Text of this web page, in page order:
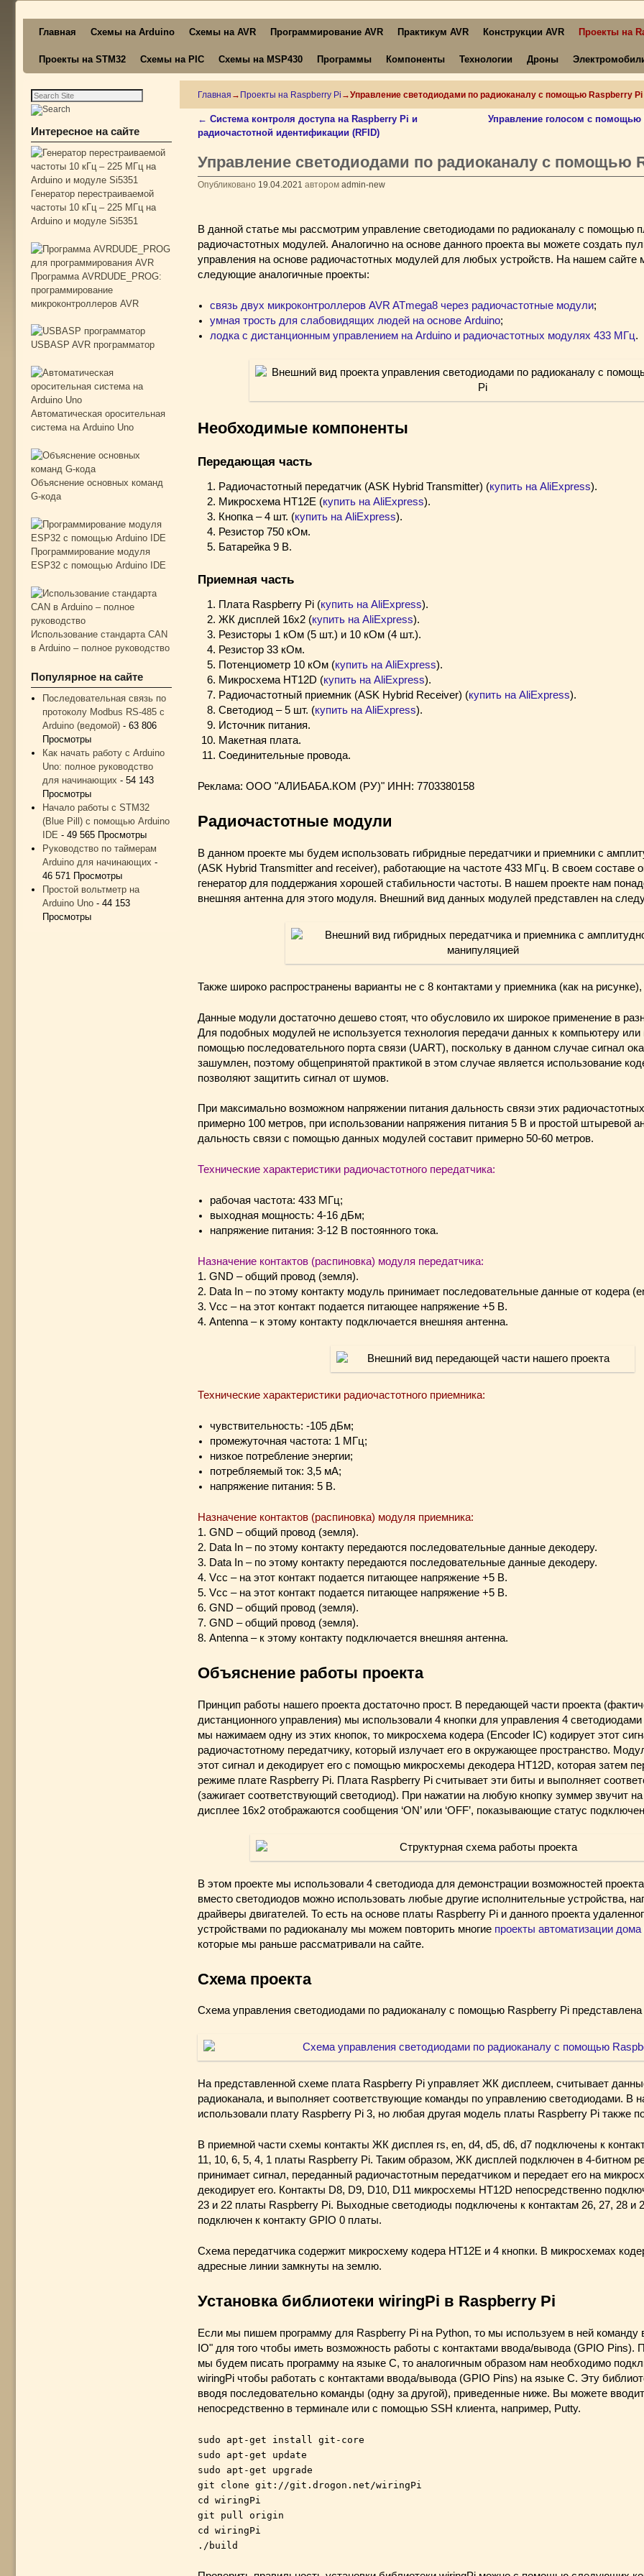
Главная Схемы на Arduino Схемы на AVR Программирование AVR Практикум AVR Конструкции AVR Проекты на
Проекты на STM32 Схемы на PIC Схемы на MSP430 Программы Компоненты Технологии Дроны
Интересное на сайте
Генератор перестраиваемой
частоты 10 кГц – 225 МГц на
Arduino и модуле Si5351
Программа AVRDUDE_PROG:
программирование
микроконтроллеров AVR
USBASP AVR программатор
Автоматическая оросительная
система на Arduino Uno
Объяснение основных команд
G-кода
Программирование модуля
ESP32 с помощью Arduino IDE
Использование стандарта CAN
в Arduino – полное руководство
Популярное на сайте
Последовательная связь по
протоколу Modbus RS-485 с
Arduino (ведомой)- 63 806
Просмотры
Как начать работу с Arduino
Uno: полное руководство
для начинающих - 54 143
Просмотры
Начало работы с STM32
(Blue Pill) с помощью Arduino
IDE - 49 565 Просмотры
Руководство по таймерам
Arduino для начинающих -
46 571 Просмотры
Простой вольтметр на
Arduino Uno- 44 153
Просмотры
Главная → Проекты на Raspberry Pi →Управление светодиодами по радиоканалу с помощью Raspberry Pi
Навигация по записям
← Система контроля доступа на Raspberry Pi и
радиочастотной идентификации (RFID)
Управление голосом с помощью
Управление светодиодами по радиоканалу с помощью
Опубликовано 19.04.2021 автором admin-new
В данной статье мы рассмотрим управление светодиодами по радиоканалу с помощью
радиочастотных модулей. Аналогично на основе данного проекта вы можете создать
управления на основе радиочастотных модулей для любых устройств. На нашем сайте
следующие аналогичные проекты:
связь двух микроконтроллеров AVR ATmega8 через радиочастотные модули;
умная трость для слабовидящих людей на основе Arduino;
лодка с дистанционным управлением на Arduino и радиочастотных модулях 433 МГц.
Необходимые компоненты
Передающая часть
Радиочастотный передатчик (ASK Hybrid Transmitter) (купить на AliExpress).
Микросхема HT12E (купить на AliExpress).
Кнопка – 4 шт. (купить на AliExpress).
Резистор 750 кОм.
Батарейка 9 В.
Приемная часть
Плата Raspberry Pi (купить на AliExpress).
ЖК дисплей 16x2 (купить на AliExpress).
Резисторы 1 кОм (5 шт.) и 10 кОм (4 шт.).
Резистор 33 кОм.
Потенциометр 10 кОм (купить на AliExpress).
Микросхема HT12D (купить на AliExpress).
Радиочастотный приемник (ASK Hybrid Receiver) (купить на AliExpress).
Светодиод – 5 шт. (купить на AliExpress).
Источник питания.
Макетная плата.
Соединительные провода.
Реклама: ООО "АЛИБАБА.КОМ (РУ)" ИНН: 7703380158
Радиочастотные модули
В данном проекте мы будем использовать гибридные передатчики и приемники с
(ASK Hybrid Transmitter and receiver), работающие на частоте 433 МГц. В своем составе
генератор для поддержания хорошей стабильности частоты. В нашем проекте нам
внешняя антенна для этого модуля. Внешний вид данных модулей представлен на
Также широко распространены варианты не с 8 контактами у приемника (как на рисунке),
Данные модули достаточно дешево стоят, что обусловило их широкое применение в
Для подобных модулей не используется технология передачи данных к компьютеру или
помощью последовательного порта связи (UART), поскольку в данном случае сигнал
зашумлен, поэтому общепринятой практикой в этом случае является использование
позволяют защитить сигнал от шумов.
При максимально возможном напряжении питания дальность связи этих
примерно 100 метров, при использовании напряжения питания 5 В и простой штыревой
дальность связи с помощью данных модулей составит примерно 50-60 метров.
Технические характеристики радиочастотного передатчика:
рабочая частота: 433 МГц;
выходная мощность: 4-16 дБм;
напряжение питания: 3-12 В постоянного тока.
Назначение контактов (распиновка) модуля передатчика:
1. GND – общий провод (земля).
2. Data In – по этому контакту модуль принимает последовательные данные от кодера
3. Vcc – на этот контакт подается питающее напряжение +5 В.
4. Antenna – к этому контакту подключается внешняя антенна.
Технические характеристики радиочастотного приемника:
чувствительность: -105 дБм;
промежуточная частота: 1 МГц;
низкое потребление энергии;
потребляемый ток: 3,5 мА;
напряжение питания: 5 В.
Назначение контактов (распиновка) модуля приемника:
1. GND – общий провод (земля).
2. Data In – по этому контакту передаются последовательные данные декодеру.
3. Data In – по этому контакту передаются последовательные данные декодеру.
4. Vcc – на этот контакт подается питающее напряжение +5 В.
5. Vcc – на этот контакт подается питающее напряжение +5 В.
6. GND – общий провод (земля).
7. GND – общий провод (земля).
8. Antenna – к этому контакту подключается внешняя антенна.
Объяснение работы проекта
Принцип работы нашего проекта достаточно прост. В передающей части проекта
дистанционного управления) мы использовали 4 кнопки для управления 4
мы нажимаем одну из этих кнопок, то микросхема кодера (Encoder IC) кодирует этот
радиочастотному передатчику, который излучает его в окружающее пространство.
этот сигнал и декодирует его с помощью микросхемы декодера HT12D, которая затем
режиме плате Raspberry Pi. Плата Raspberry Pi считывает эти биты и выполняет
(зажигает соответствующий светодиод). При нажатии на любую кнопку зуммер звучит
дисплее 16x2 отображаются сообщения ‘ON’ или ‘OFF’, показывающие статус
В этом проекте мы использовали 4 светодиода для демонстрации возможностей
вместо светодиодов можно использовать любые другие исполнительные устройства,
драйверы двигателей. То есть на основе платы Raspberry Pi и данного проекта
устройствами по радиоканалу мы можем повторить многие проекты автоматизации дома
которые мы раньше рассматривали на сайте.
Схема проекта
Схема управления светодиодами по радиоканалу с помощью Raspberry Pi
На представленной схеме плата Raspberry Pi управляет ЖК дисплеем, считывает
радиоканала, и выполняет соответствующие команды по управлению светодиодами. В
использовали плату Raspberry Pi 3, но любая другая модель платы Raspberry Pi также
В приемной части схемы контакты ЖК дисплея rs, en, d4, d5, d6, d7 подключены к
11, 10, 6, 5, 4, 1 платы Raspberry Pi. Таким образом, ЖК дисплей подключен в 4-битном
принимает сигнал, переданный радиочастотным передатчиком и передает его на
декодирует его. Контакты D8, D9, D10, D11 микросхемы HT12D непосредственно
23 и 22 платы Raspberry Pi. Выходные светодиоды подключены к контактам 26, 27, 28 и
подключен к контакту GPIO 0 платы.
Схема передатчика содержит микросхему кодера HT12E и 4 кнопки. В микросхемах
адресные линии замкнуты на землю.
Установка библиотеки wiringPi в Raspberry Pi
Если мы пишем программу для Raspberry Pi на Python, то мы используем в ней команду
IO" для того чтобы иметь возможность работы с контактами ввода/вывода (GPIO Pins).
мы будем писать программу на языке C, то аналогичным образом нам необходимо
wiringPi чтобы работать с контактами ввода/вывода (GPIO Pins) на языке C. Эту
вводя последовательно команды (одну за другой), приведенные ниже. Вы можете
непосредственно в терминале или с помощью SSH клиента, например, Putty.
sudo apt-get install git-core
sudo apt-get update
sudo apt-get upgrade
git clone git://git.drogon.net/wiringPi
cd wiringPi
git pull origin
cd wiringPi
./build